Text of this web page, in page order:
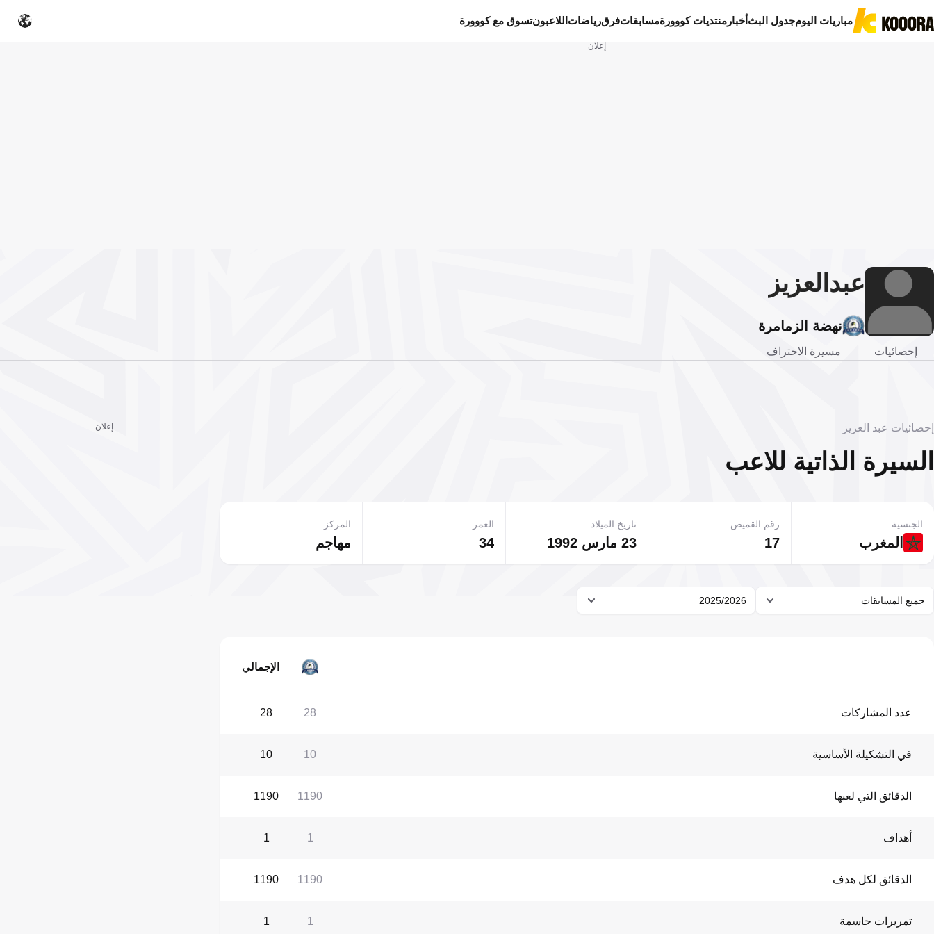
مباريات اليومجدول البثأخبار منتديات كووورةمسابقاتفرقرياضات اللاعبونتسوق مع كووورة
إعلان
عبد العزيز
نهضة الزمامرة
إحصائيات مسيرة الاحتراف
إحصائيات عبد العزيز
السيرة الذاتية للاعب
المغرب
الجنسية
17
رقم القميص
23 مارس 1992
تاريخ الميلاد
34
العمر
مهاجم
المركز
جميع المسابقات 2025/2026
الإجمالي
عدد المشاركات 28
28
في التشكيلة الأساسية 10
10
الدقائق التي لعبها 1190
1190
أهداف 1
1
الدقائق لكل هدف 1190
1190
تمريرات حاسمة 1
1
إعلان